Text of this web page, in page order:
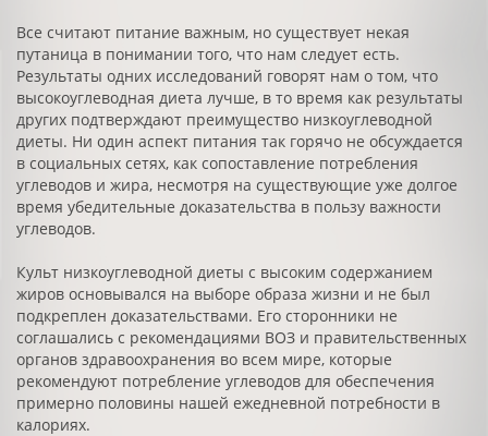
Все считают питание важным, но существует некая
путаница в понимании того, что нам следует есть.
Результаты одних исследований говорят нам о том, что
высокоуглеводная диета лучше, в то время как результаты
других подтверждают преимущество низкоуглеводной
диеты. Ни один аспект питания так горячо не обсуждается
в социальных сетях, как сопоставление потребления
углеводов и жира, несмотря на существующие уже долгое
время убедительные доказательства в пользу важности
углеводов.
Культ низкоуглеводной диеты с высоким содержанием
жиров основывался на выборе образа жизни и не был
подкреплен доказательствами. Его сторонники не
соглашались с рекомендациями ВОЗ и правительственных
органов здравоохранения во всем мире, которые
рекомендуют потребление углеводов для обеспечения
примерно половины нашей ежедневной потребности в
калориях.